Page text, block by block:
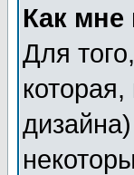
Как мне
Для